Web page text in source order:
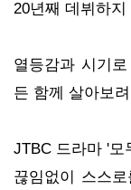
20년째 데뷔하
열등감과 시기
든 함께 살아보
JTBC 드라마 '모
끊임없이 스스